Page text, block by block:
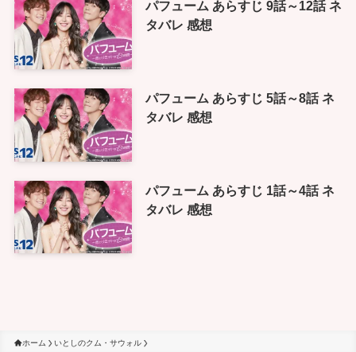
パフューム あらすじ 9話～12話 ネ
タバレ 感想
パフューム あらすじ 5話～8話 ネ
タバレ 感想
パフューム あらすじ 1話～4話 ネ
タバレ 感想
ホーム いとしのクム・サウォル